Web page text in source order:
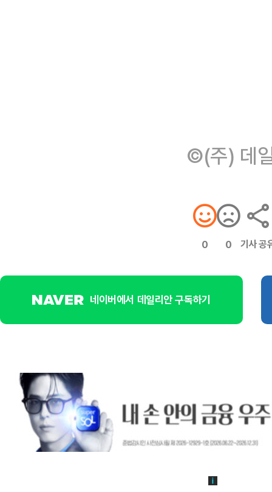
©(주) 데
0 0 기사 공
네이버에서 데일리안 구독하기